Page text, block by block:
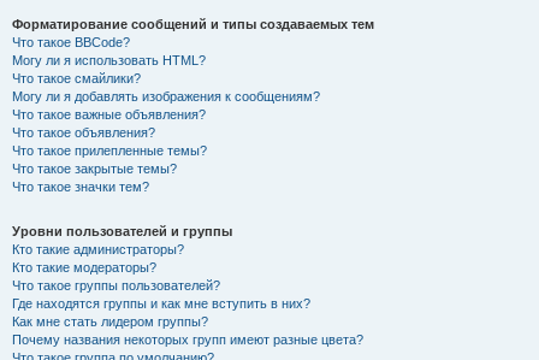
Форматирование сообщений и типы создаваемых тем
Что такое BBCode?
Могу ли я использовать HTML?
Что такое смайлики?
Могу ли я добавлять изображения к сообщениям?
Что такое важные объявления?
Что такое объявления?
Что такое прилепленные темы?
Что такое закрытые темы?
Что такое значки тем?
Уровни пользователей и группы
Кто такие администраторы?
Кто такие модераторы?
Что такое группы пользователей?
Где находятся группы и как мне вступить в них?
Как мне стать лидером группы?
Почему названия некоторых групп имеют разные цвета?